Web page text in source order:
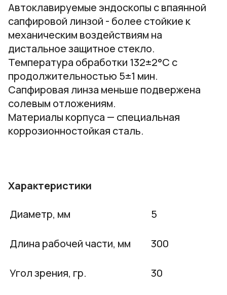
Автоклавируемые эндоскопы с впаянной
сапфировой линзой - более стойкие к
механическим воздействиям на
дистальное защитное стекло.
Температура обработки 132±2°С с
продолжительностью 5±1 мин.
Сапфировая линза меньше подвержена
солевым отложениям.
Материалы корпуса — специальная
коррозионностойкая сталь.
Характеристики
Диаметр, мм 5
Длина рабочей части, мм 300
Угол зрения, гр. 30